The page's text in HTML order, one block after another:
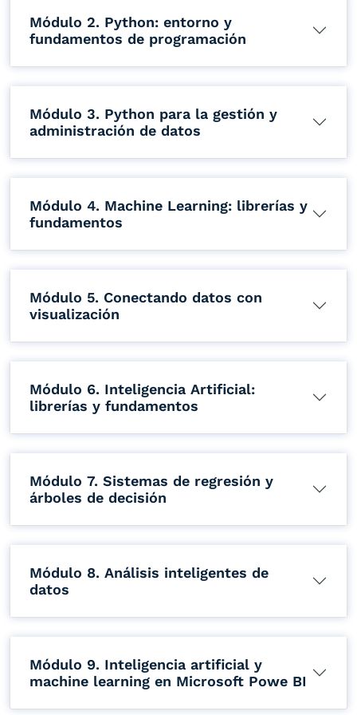
Módulo 2. Python: entorno y
fundamentos de programación
Módulo 3. Python para la gestión y
administración de datos
Módulo 4. Machine Learning: librerías y
fundamentos
Módulo 5. Conectando datos con
visualización
Módulo 6. Inteligencia Artificial:
librerías y fundamentos
Módulo 7. Sistemas de regresión y
árboles de decisión
Módulo 8. Análisis inteligentes de
datos
Módulo 9. Inteligencia artificial y
machine learning en Microsoft Powe BI